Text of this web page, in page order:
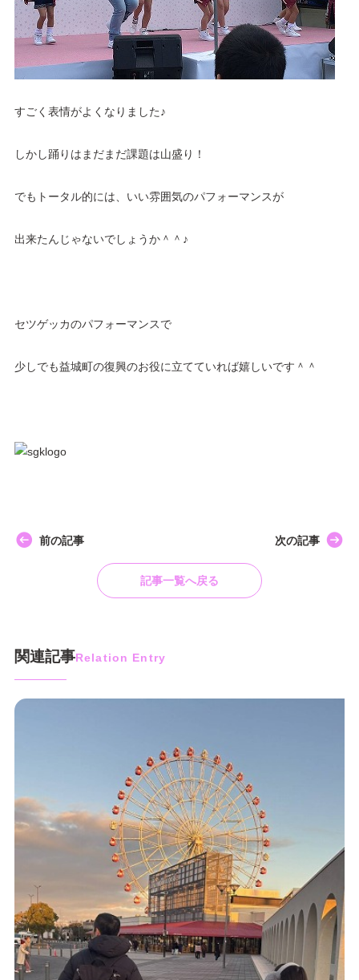
すごく表情がよくなりました♪
しかし踊りはまだまだ課題は山盛り！
でもトータル的には、いい雰囲気のパフォーマンスが
出来たんじゃないでしょうか＾＾♪
セツゲッカのパフォーマンスで
少しでも益城町の復興のお役に立てていれば嬉しいです＾＾
前の記事
記事一覧へ戻る
次の記事
関連記事Relation Entry